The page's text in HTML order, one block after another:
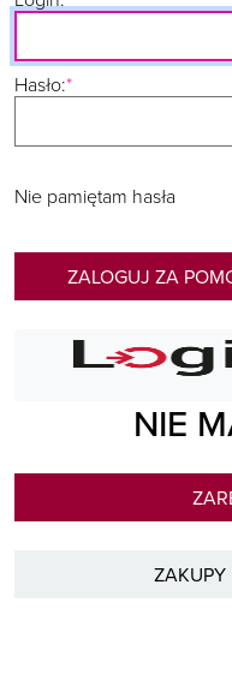
Hasło:
Nie pamiętam hasła
ZALOGUJ ZA
NIE
ZAKUPY